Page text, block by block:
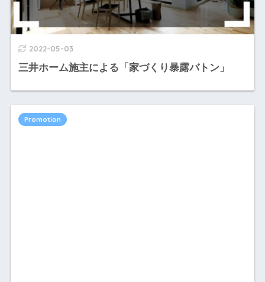
2022-05-03
三井ホーム施主による「家づくり暴露バトン」
Promotion